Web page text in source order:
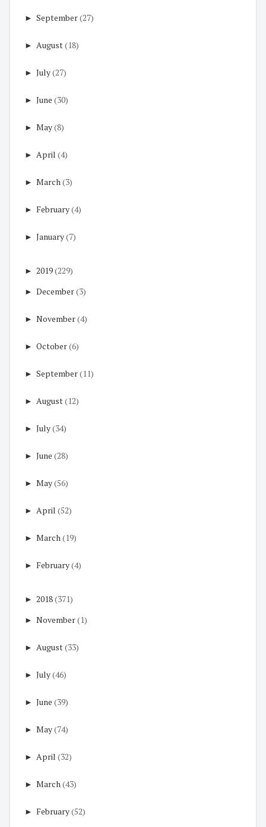
► September(27)
► August(18)
► July(27)
► June (30)
► May(8)
► April (4)
► March(3)
► February(4)
► January(7)
► 2019(229)
► December(3)
► November(4)
► October(6)
► September(11)
► August(12)
► July(34)
► June (28)
► May(56)
► April (52)
► March(19)
► February(4)
► 2018(371)
► November(1)
► August(33)
► July(46)
► June (39)
► May(74)
► April (32)
► March(43)
► February(52)